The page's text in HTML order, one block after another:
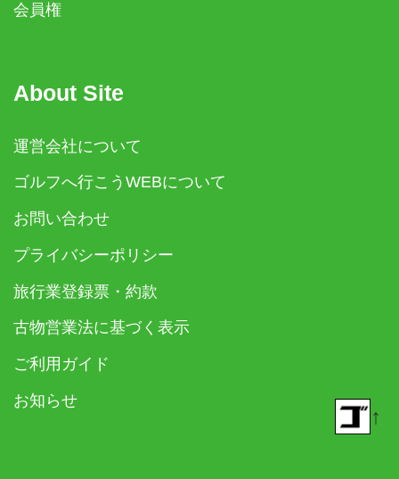
会員権
About Site
運営会社について
ゴルフへ行こうWEBについて
お問い合わせ
プライバシーポリシー
旅行業登録票・約款
古物営業法に基づく表示
ご利用ガイド
お知らせ
↑